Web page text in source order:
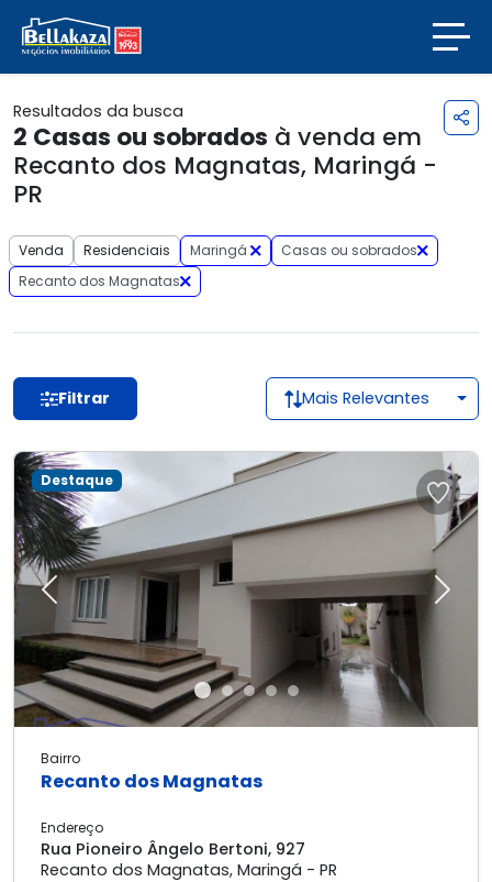
Resultados da busca
2 Casas ou sobrados à venda em
Recanto dos Magnatas, Maringá -
PR
Venda Residenciais Maringá
Casas ou sobrados
Recanto dos Magnatas
Filtrar Mais Relevantes
Previous Next
Destaque
Bairro
Recanto dos Magnatas
Endereço
Rua Pioneiro Ângelo Bertoni, 927
Recanto dos Magnatas, Maringá - PR